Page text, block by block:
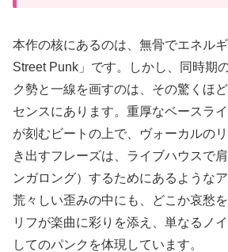
本作の核にあるのは、無骨でエネル
Street Punk」です。しかし、同時期
ク勢と一線を画すのは、その驚くほ
センスにあります。重厚なベースラ
が刻むビートの上で、ヴォーカルの
き出すフレーズは、ライブハウスで
ンガロング）するためにあるような
荒々しい歪みの中にも、どこか哀愁
リフが楽曲に彩りを添え、単なるノ
してのパンクを体現しています。